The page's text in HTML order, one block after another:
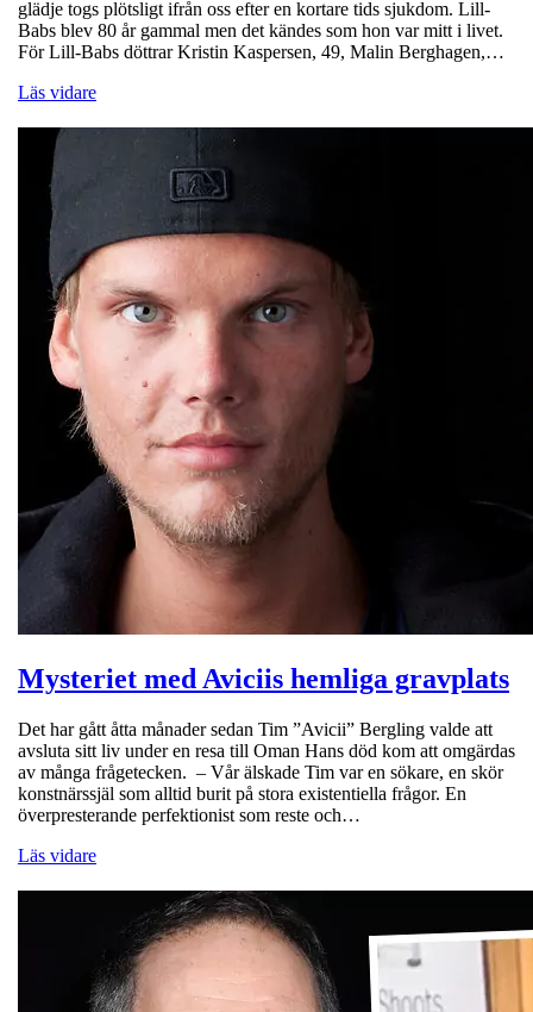
glädje togs plötsligt ifrån oss efter en kortare tids sjukdom. Lill-
Babs blev 80 år gammal men det kändes som hon var mitt i livet.
För Lill-Babs döttrar Kristin Kaspersen, 49, Malin Berghagen,…
Läs vidare
Mysteriet med Aviciis hemliga gravplats
Det har gått åtta månader sedan Tim ”Avicii” Bergling valde att
avsluta sitt liv under en resa till Oman Hans död kom att omgärdas
av många frågetecken. – Vår älskade Tim var en sökare, en skör
konstnärssjäl som alltid burit på stora existentiella frågor. En
överpresterande perfektionist som reste och…
Läs vidare